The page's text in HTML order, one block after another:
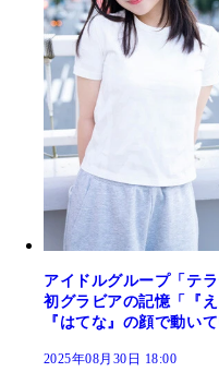
アイドルグループ「テ
初グラビアの記憶「『
『はてな』の顔で動い
2025年08月30日 18:00